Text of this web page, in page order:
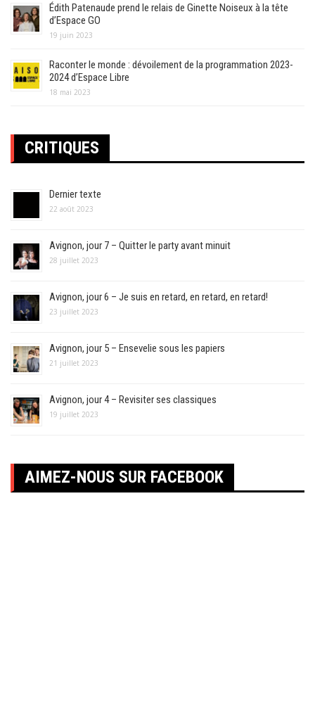
Édith Patenaude prend le relais de Ginette Noiseux à la tête
d’Espace GO
19 juin 2023
Raconter le monde : dévoilement de la programmation 2023-
2024 d’Espace Libre
18 mai 2023
CRITIQUES
Dernier texte
22 août 2023
Avignon, jour 7 – Quitter le party avant minuit
28 juillet 2023
Avignon, jour 6 – Je suis en retard, en retard, en retard!
23 juillet 2023
Avignon, jour 5 – Ensevelie sous les papiers
21 juillet 2023
Avignon, jour 4 – Revisiter ses classiques
19 juillet 2023
AIMEZ-NOUS SUR FACEBOOK